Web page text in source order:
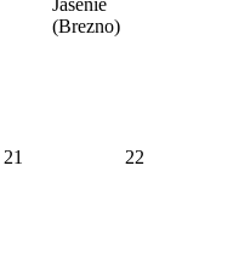
Jasenie
(Brezno)
21 22